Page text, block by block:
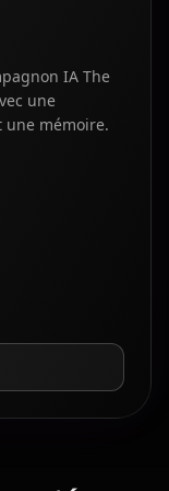
IA The
une
mémoire.